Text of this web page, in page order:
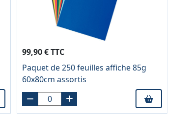
99,90 € TTC
Paquet de 250 feuilles affiche 85g
60x80cm assortis